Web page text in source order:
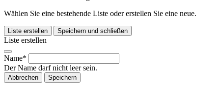
Wählen Sie eine bestehende Liste oder erstellen Sie eine neue.
Liste erstellen Speichern und schließen
Liste erstellen
Name*
Der Name darf nicht leer sein.
Abbrechen Speichern